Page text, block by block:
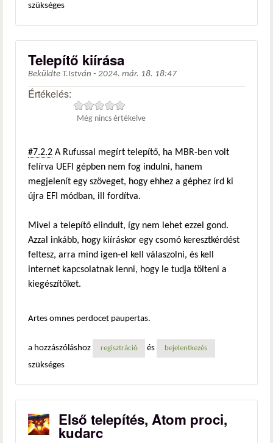
szükséges
Telepítő kiírása
Beküldte T.István - 2024. már. 18. 18:47
Értékelés:
Még nincs értékelve
#7.2.2 A Rufussal megírt telepítő, ha MBR-ben volt
felírva UEFI gépben nem fog indulni, hanem
megjelenít egy szöveget, hogy ehhez a géphez írd ki
újra EFI módban, ill fordítva.
Mivel a telepítő elindult, így nem lehet ezzel gond.
Azzal inkább, hogy kiíráskor egy csomó keresztkérdést
feltesz, arra mind igen-el kell válaszolni, és kell
internet kapcsolatnak lenni, hogy le tudja tölteni a
kiegészítőket.
Artes omnes perdocet paupertas.
a hozzászóláshoz regisztráció és bejelentkezés
szükséges
Első telepítés, Atom proci,
kudarc